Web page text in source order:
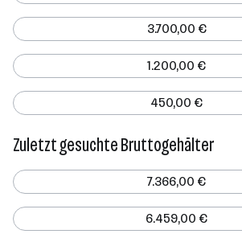
3.700,00 €
1.200,00 €
450,00 €
Zuletzt gesuchte Bruttogehälter
7.366,00 €
6.459,00 €